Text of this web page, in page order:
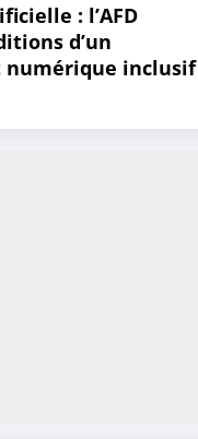
: l’AFD
d’un
numérique inclusif